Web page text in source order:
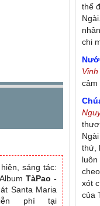
sáng tác:
TàPao -
Santa Maria
phí tại
thế
chi
cảm
thứ,
xót
của